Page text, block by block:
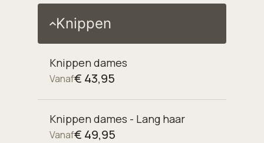
Knippen
Knippen dames
Vanaf€ 43,95
Knippen dames - Lang haar
Vanaf€ 49,95